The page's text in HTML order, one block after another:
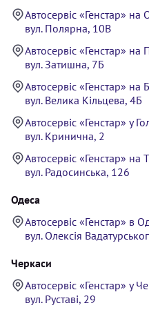
Автосервіс «Генстар» на
вул. Полярна, 10В
Автосервіс «Генстар» на
вул. Затишна, 7Б
Автосервіс «Генстар» на
вул. Велика Кільцева, 4Б
Автосервіс «Генстар» у
вул. Кринична, 2
Автосервіс «Генстар» на
вул. Радосинська, 126
Одеса
Автосервіс «Генстар» в
вул. Олексія
Черкаси
Автосервіс «Генстар» у
вул. Руставі, 29